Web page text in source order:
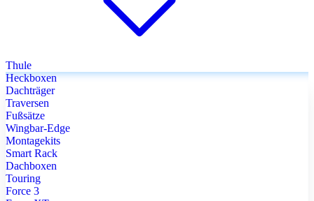
Thule
Heckboxen
Dachträger
Traversen
Fußsätze
Wingbar-Edge
Montagekits
Smart Rack
Dachboxen
Touring
Force 3